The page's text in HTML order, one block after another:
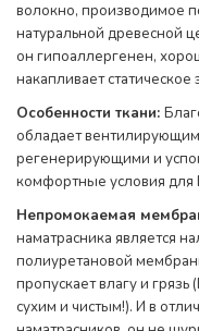
волокно, производимое
натуральной древесной
он гипоаллергенен,
накапливает статическое
Особенности ткани:
обладает
регенерирующими и
комфортные условия для
Непромокаемая
наматрасника является
полиуретановой
пропускает влагу и грязь
сухим и чистым!). И в